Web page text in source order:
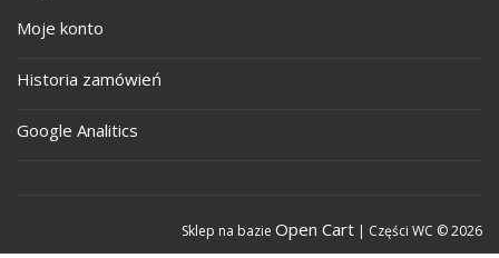
Moje konto
Historia zamówień
Google Analitics
Sklep na bazie Open Cart | Części WC © 2026